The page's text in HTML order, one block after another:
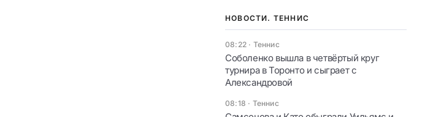
НОВОСТИ. ТЕННИС
08:22 · Теннис
Соболенко вышла в четвёртый круг
турнира в Торонто и сыграет с
Александровой
08:18 · Теннис